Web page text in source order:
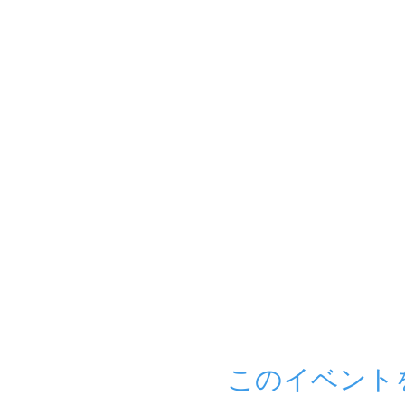
このイベント